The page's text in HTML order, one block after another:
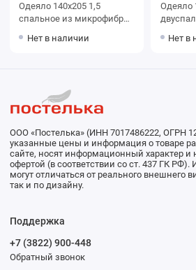
Одеяло 140х205 1,5
спальное из микрофибры
верблюжья,
Нет в наличии
Одеяло 172х205
шерсть
Нет в
ООО «Постелька» (ИНН 7017486222, ОГРН
указанные цены и информация о товаре
сайте, носят информационный характер и
офертой (в соответствии со ст. 437 ГК РФ).
могут отличаться от реального внешнего
так и по дизайну.
Поддержка
+7 (3822) 900-448
Обратный звонок